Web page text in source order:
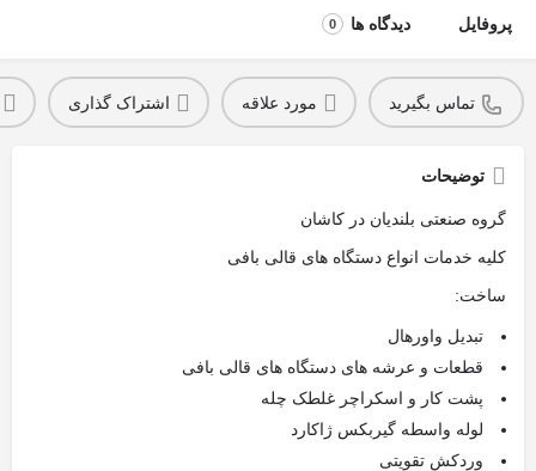
پروفایل دیدگاه ها 0
تماس بگیرید مورد علاقه اشتراک گذاری
توضیحات
گروه صنعتی بلندیان در کاشان
کلیه خدمات انواع دستگاه های قالی بافی
ساخت:
تبدیل واورهال
قطعات و عرشه های دستگاه های قالی بافی
پشت کار و اسکراچر غلطک چله
لوله واسطه گیربکس ژاکارد
وردکش تقویتی